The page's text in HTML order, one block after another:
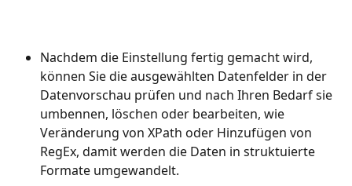
Nachdem die Einstellung fertig gemacht wird,
können Sie die ausgewählten Datenfelder in der
Datenvorschau prüfen und nach Ihren Bedarf sie
umbennen, löschen oder bearbeiten, wie
Veränderung von XPath oder Hinzufügen von
RegEx, damit werden die Daten in struktuierte
Formate umgewandelt.